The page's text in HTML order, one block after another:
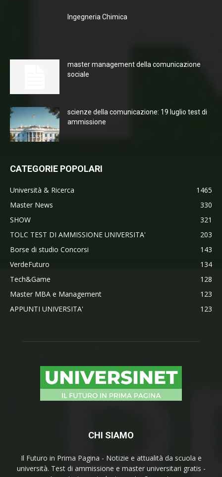
Ingegneria Chimica
master management della comunicazione
sociale
scienze della comunicazione: 19 luglio test di
ammissione
CATEGORIE POPOLARI
Università & Ricerca
1465
Master News
330
SHOW
321
TOLC TEST DI AMMISSIONE UNIVERSITA'
203
Borse di studio Concorsi
143
VerdeFuturo
134
Tech&Game
128
Master MBA e Management
123
APPUNTI UNIVERSITA'
123
CHI SIAMO
Il Futuro in Prima Pagina - Notizie e attualità da scuola e
università. Test di ammissione e master universitari gratis -